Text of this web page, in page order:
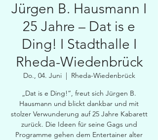
Jürgen B. Hausmann I
25 Jahre – Dat is e
Ding! I Stadthalle I
Rheda-Wiedenbrück
Do., 04. Juni
  |
Rheda-Wiedenbrück
„Dat is e Ding!“, freut sich Jürgen B.
Hausmann und blickt dankbar und mit
stolzer Verwunderung auf 25 Jahre Kabarett
zurück. Die Ideen für seine Gags und
Programme gehen dem Entertainer alter